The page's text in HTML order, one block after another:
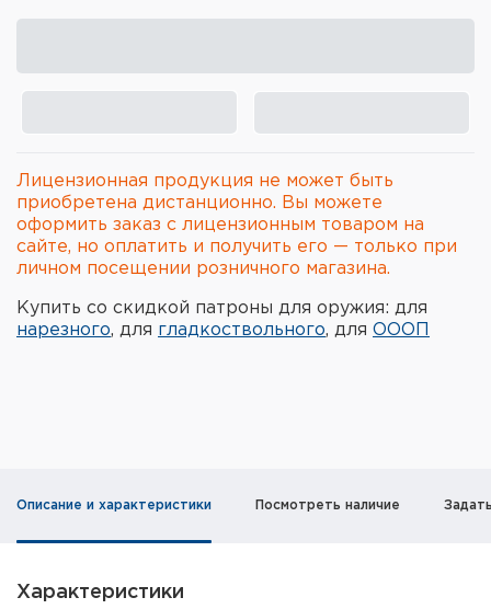
Охотничье снаряжение
Фонари и ЛЦУ
Туристическое снаряжение
Фальшпатроны
Оружейные шкафы и сейфы
Лицензионная продукция не может быть
приобретена дистанционно. Вы можете
оформить заказ с лицензионным товаром на
сайте, но оплатить и получить его — только при
личном посещении розничного магазина.
Купить со скидкой патроны для оружия: для
нарезного, для гладкоствольного, для ОООП
Описание и характеристики Посмотреть наличие
Характеристики